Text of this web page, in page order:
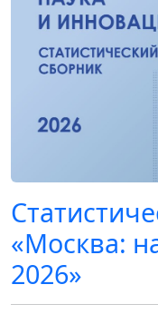
«Москва:
2026»